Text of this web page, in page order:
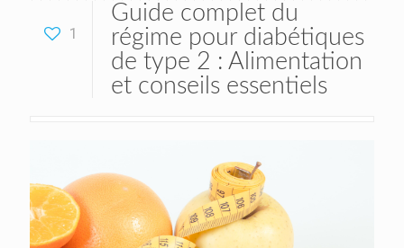
1
Guide complet du
régime pour diabétiques
de type 2 : Alimentation
et conseils essentiels